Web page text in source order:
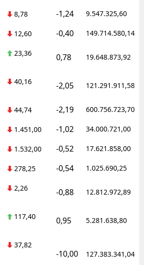
8,78 -1,24 9.547.325,60
12,60 -0,40 149.714.580,14
23,36 0,78 19.648.873,92
40,16 -2,05 121.291.911,58
44,74 -2,19 600.756.723,70
1.451,00 -1,02 34.000.721,00
1.532,00 -0,52 17.621.858,00
278,25 -0,54 1.025.690,25
2,26 -0,88 12.812.972,89
117,40 0,95 5.281.638,80
37,82
-10,00 127.383.341,04